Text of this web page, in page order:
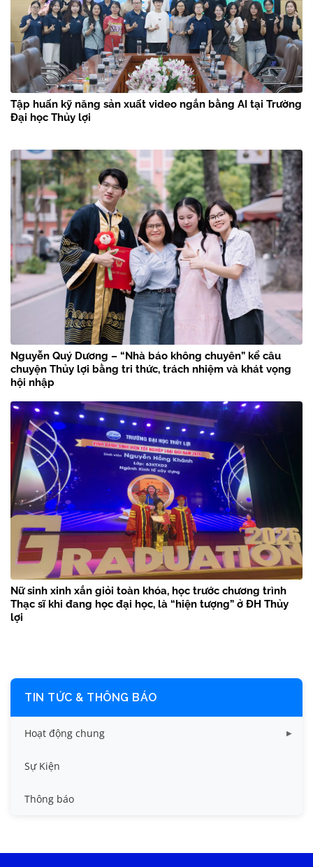
Tập huấn kỹ năng sản xuất video ngắn bằng AI tại Trường
Đại học Thủy lợi
Nguyễn Quý Dương – “Nhà báo không chuyên” kể câu
chuyện Thủy lợi bằng tri thức, trách nhiệm và khát vọng
hội nhập
Nữ sinh xinh xắn giỏi toàn khóa, học trước chương trình
Thạc sĩ khi đang học đại học, là “hiện tượng” ở ĐH Thủy
lợi
TIN TỨC & THÔNG BÁO
Hoạt động chung
Tin công tác sinh viên
Tin đào tạo
Tin tức chung
Sự Kiện
Thông báo